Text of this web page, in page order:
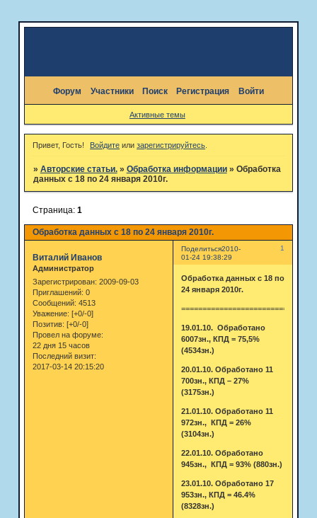
Форум Участники Поиск Регистрация Войти
Активные темы
Привет, Гость! Войдите илизарегистрируйтесь
» Авторские статьи. » Обработка информации » Обработка
данных с 18 по 24 января 2010г.
Обработка данных с 18 по 24 января 2010г.
Страница: 1
Поделиться 1
2010-
01-24 19:38:29
Виталий Иванов
Администратор
Зарегистрирован: 2009-09-03
Приглашений: 0
Сообщений: 4513
Уважение: [+0/-0]
Позитив: [+0/-0]
Провел на форуме:
22 дня 15 часов
Последний визит:
2017-03-14 20:15:20
Обработка данных с 18 по
24 января 2010г.
19.01.10. Обработано
6007зн., КПД = 75,5%
(4534зн.)
20.01.10. Обработано 11
700зн., КПД – 27%
(3175зн.)
21.01.10. Обработано 11
972зн., КПД = 26%
(3104зн.)
22.01.10. Обработано
945зн., КПД = 93% (880зн.)
23.01.10. Обработано 17
953зн., КПД = 46.4%
(8328зн.)